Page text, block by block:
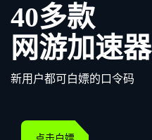
40多款
网游加速
新用户都可白嫖的口令码